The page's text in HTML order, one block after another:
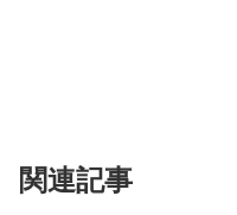
関連記事